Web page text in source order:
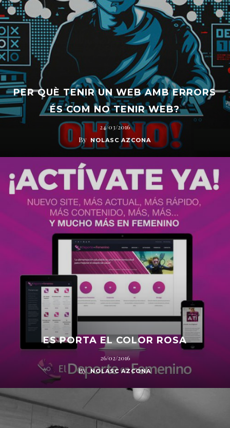
PER QUÈ TENIR UN WEB AMB ERRORS
ÉS COM NO TENIR WEB?
24/03/2016
By NOLASC AZCONA
ES PORTA EL COLOR ROSA
26/02/2016
By NOLASC AZCONA